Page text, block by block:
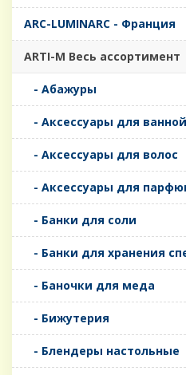
ARC-LUMINARC - Франция
ARTI-M Весь ассортимент
- Абажуры
- Аксессуары для
- Аксессуары для волос
- Аксессуары для
- Банки для соли
- Банки для хранения
- Баночки для меда
- Бижутерия
- Блендеры настольные